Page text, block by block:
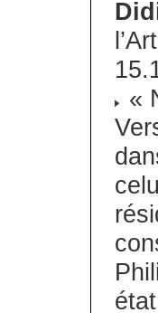
«